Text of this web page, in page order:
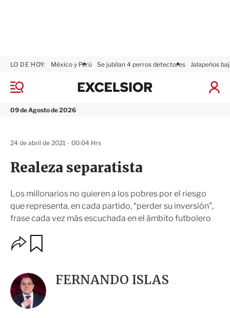
M
n
09 de Agosto de 2026
LO DE HOY: México y Perú Se jubilan 4 perros detectores Jalapeños
I
x
Realeza separatista
Los millonarios no quieren a los pobres por el riesgo
que representa, en cada partido, “perder su inversión”,
frase cada vez más escuchada en el ámbito futbolero
24 de abril de 2021 - 00:04 Hrs
O
p
o
n
e
s
a
r
FERNANDO ISLAS